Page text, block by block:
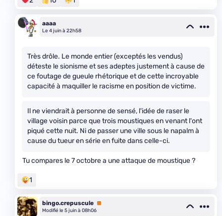
aaaa
Le 4 juin à 22h58
Très drôle. Le monde entier (exceptés les vendus)
déteste le sionisme et ses adeptes justement à cause de
ce foutage de gueule rhétorique et de cette incroyable
capacité à maquiller le racisme en position de victime.
Il ne viendrait à personne de sensé, l'idée de raser le
village voisin parce que trois moustiques en venant l'ont
piqué cette nuit. Ni de passer une ville sous le napalm à
cause du tueur en série en fuite dans celle-ci.
Tu compares le 7 octobre a une attaque de moustique ?
1
bingo.crepuscule Premium
Modifié le 5 juin à 08h06